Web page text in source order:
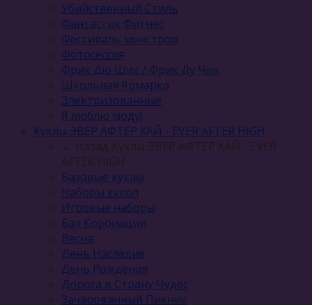
Убийственный Стиль
Фантастик Фитнес
Фестиваль монстров
Фотосессия
Фрик Дю Шик / Фрик Ду Чик
Школьная Ярмарка
Электризованные
Я люблю моду!
Куклы ЭВЕР АФТЕР ХАЙ - EVER AFTER HIGH
← Назад Куклы ЭВЕР АФТЕР ХАЙ - EVER
AFTER HIGH
Базовые куклы
Наборы кукол
Игровые наборы
Бал Коронации
Весна
День Наследия
День Рождения
Дорога в Страну Чудес
Зачарованный Пикник